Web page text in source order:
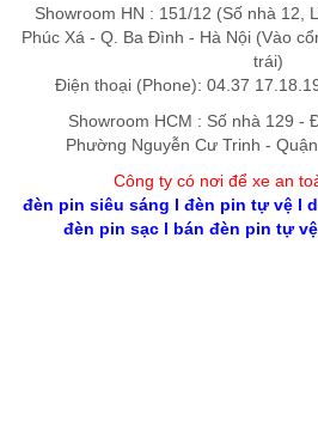
Showroom HN : 151/12 (Số nhà 12,
Phúc Xá - Q. Ba Đình - Hà Nội (Vào
trái)
Điện thoại (Phone): 04.37
Showroom HCM : Số nhà 129 -
Phường Nguyễn Cư Trinh -
Công ty có nơi để xe an
đèn pin siêu sáng l đèn pin tự vệl
đèn pin sạcl bán đèn pin tự vệ